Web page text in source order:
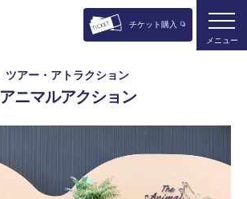
チケット購入
メニュー
ツアー・アトラクション
アニマルアクション